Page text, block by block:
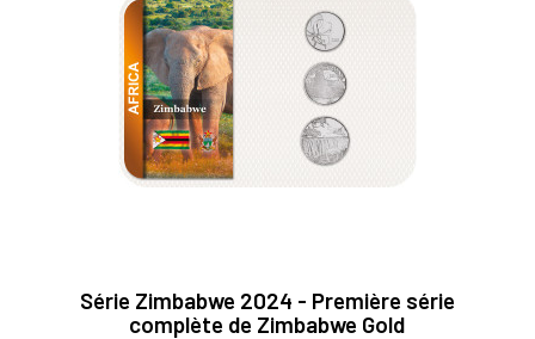
Série Zimbabwe 2024 - Première série
complète de Zimbabwe Gold